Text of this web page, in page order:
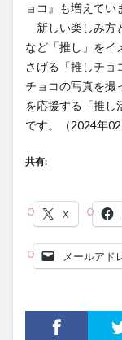
ョコ』も増えてい
新しい楽しみ方
など「推し」をイ
さげる「推しチョ
チョコの写真を撮
を応援する「推し
です。（2024年
共有:
X
メールアド